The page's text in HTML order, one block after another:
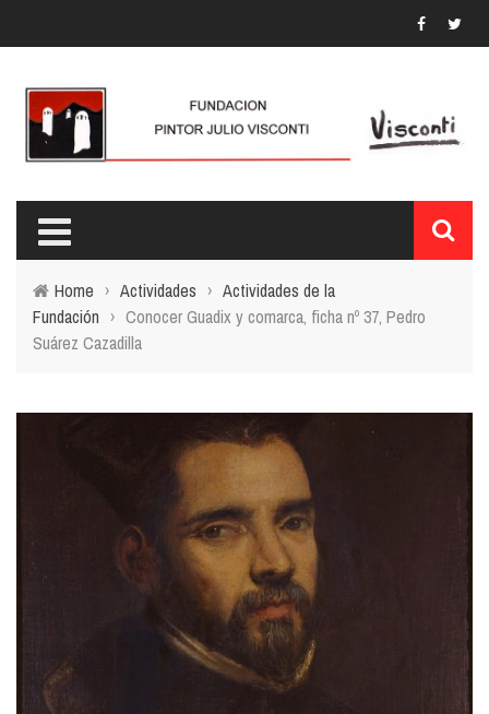
Home › Actividades › Actividades de la
Fundación › Conocer Guadix y comarca, ficha nº 37, Pedro
Suárez Cazadilla